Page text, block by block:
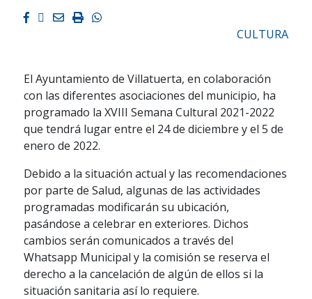
Facebook
Twitter
EmailImprimirWhatsapp
CULTURA
El Ayuntamiento de Villatuerta, en colaboración
con las diferentes asociaciones del municipio, ha
programado la XVIII Semana Cultural 2021-2022
que tendrá lugar entre el 24 de diciembre y el 5 de
enero de 2022.
Debido a la situación actual y las recomendaciones
por parte de Salud, algunas de las actividades
programadas modificarán su ubicación,
pasándose a celebrar en exteriores. Dichos
cambios serán comunicados a través del
Whatsapp Municipal y la comisión se reserva el
derecho a la cancelación de algún de ellos si la
situación sanitaria así lo requiere.